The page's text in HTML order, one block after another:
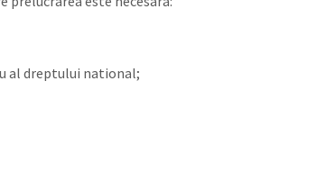
al dreptului national;